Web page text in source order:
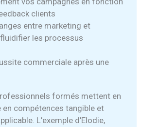
clients
entre marketing et
les processus
commerciale après une
formés mettent en
en compétences tangible et
L’exemple d’Elodie,